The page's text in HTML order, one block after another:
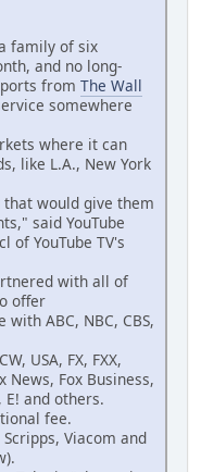
family of six
and no long-
from The Wall
somewhere
where it can
like L.A., New York
would give them
said YouTube
of YouTube TV's
with all of
offer
ABC, NBC, CBS,
USA, FX, FXX,
News, Fox Business,
E! and others.
fee.
Viacom and